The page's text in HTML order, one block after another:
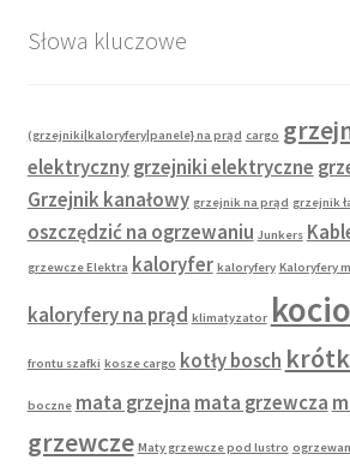
Słowa kluczowe
(grzejniki|kaloryfery|panele} na prąd cargo
elektryczny grzejniki elektryczne
Grzejnik kanałowy grzejnik na prąd grzejnik
oszczędzić na ogrzewaniu Junkers
grzewcze Elektra kaloryfer kaloryfery Kaloryfery
kaloryfery na prąd klimatyzator
frontu szafki kosze cargo kotły bosch
boczne mata grzejna mata grzewcza
grzewcze Maty grzewcze pod lustro